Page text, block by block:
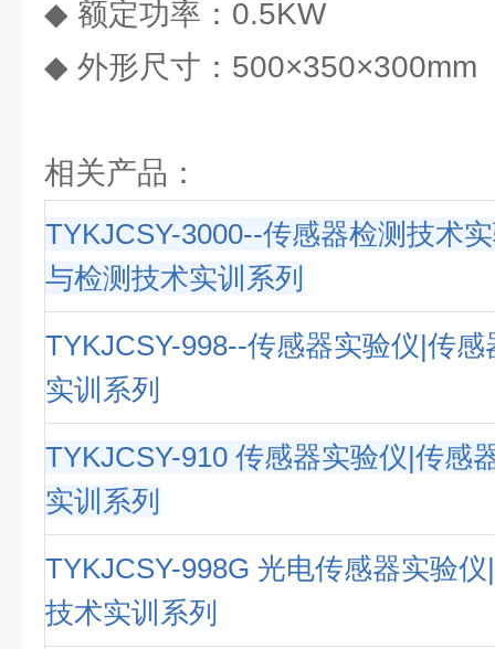
◆ 额定功率：0.5KW
◆ 外形尺寸：500×350×300mm
相关产品：
TYKJCSY-3000--传感器检测技术
与检测技术实训系列
TYKJCSY-998--传感器实验仪|传
实训系列
TYKJCSY-910 传感器实验仪|传感
实训系列
TYKJCSY-998G 光电传感器实验
技术实训系列